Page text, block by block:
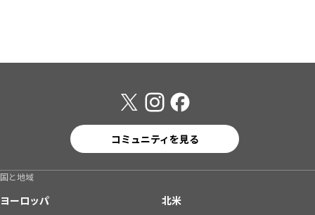
コミュニティを見る
国と地域
ヨーロッパ
北米